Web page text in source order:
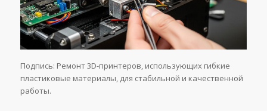
Подпись: Ремонт 3D-принтеров, использующих гибкие
пластиковые материалы, для стабильной и качественной
работы.